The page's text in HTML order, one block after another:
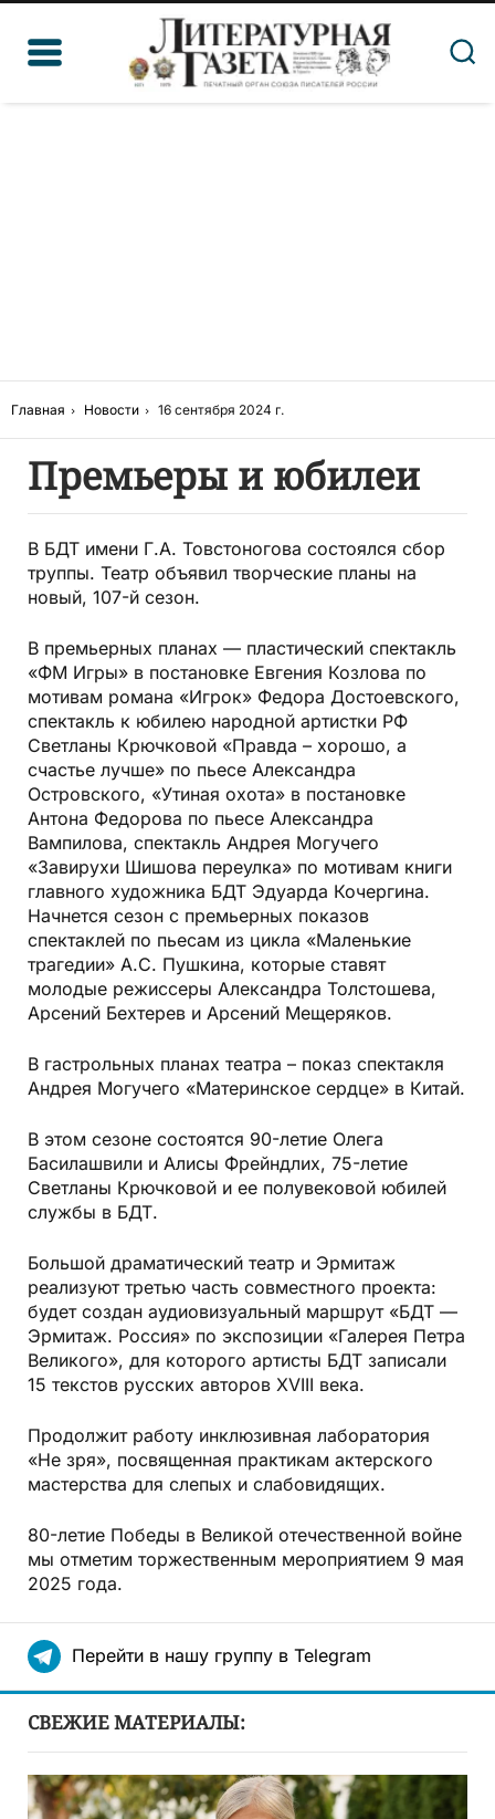
Главная Новости 16 сентября 2024 г.
Премьеры и юбилеи
В БДТ имени Г.А. Товстоногова состоялся сбор
труппы. Театр объявил творческие планы на
новый, 107-й сезон.
В премьерных планах — пластический спектакль
«ФМ Игры» в постановке Евгения Козлова по
мотивам романа «Игрок» Федора Достоевского,
спектакль к юбилею народной артистки РФ
Светланы Крючковой «Правда – хорошо, а
счастье лучше» по пьесе Александра
Островского, «Утиная охота» в постановке
Антона Федорова по пьесе Александра
Вампилова, спектакль Андрея Могучего
«Завирухи Шишова переулка» по мотивам книги
главного художника БДТ Эдуарда Кочергина.
Начнется сезон с премьерных показов
спектаклей по пьесам из цикла «Маленькие
трагедии» А.С. Пушкина, которые ставят
молодые режиссеры Александра Толстошева,
Арсений Бехтерев и Арсений Мещеряков.
В гастрольных планах театра – показ спектакля
Андрея Могучего «Материнское сердце» в Китай.
В этом сезоне состоятся 90-летие Олега
Басилашвили и Алисы Фрейндлих, 75-летие
Светланы Крючковой и ее полувековой юбилей
службы в БДТ.
Большой драматический театр и Эрмитаж
реализуют третью часть совместного проекта:
будет создан аудиовизуальный маршрут «БДТ —
Эрмитаж. Россия» по экспозиции «Галерея Петра
Великого», для которого артисты БДТ записали
15 текстов русских авторов XVIII века.
Продолжит работу инклюзивная лаборатория
«Не зря», посвященная практикам актерского
мастерства для слепых и слабовидящих.
80-летие Победы в Великой отечественной войне
мы отметим торжественным мероприятием 9 мая
2025 года.
Перейти в нашу группу в Telegram
СВЕЖИЕ МАТЕРИАЛЫ: